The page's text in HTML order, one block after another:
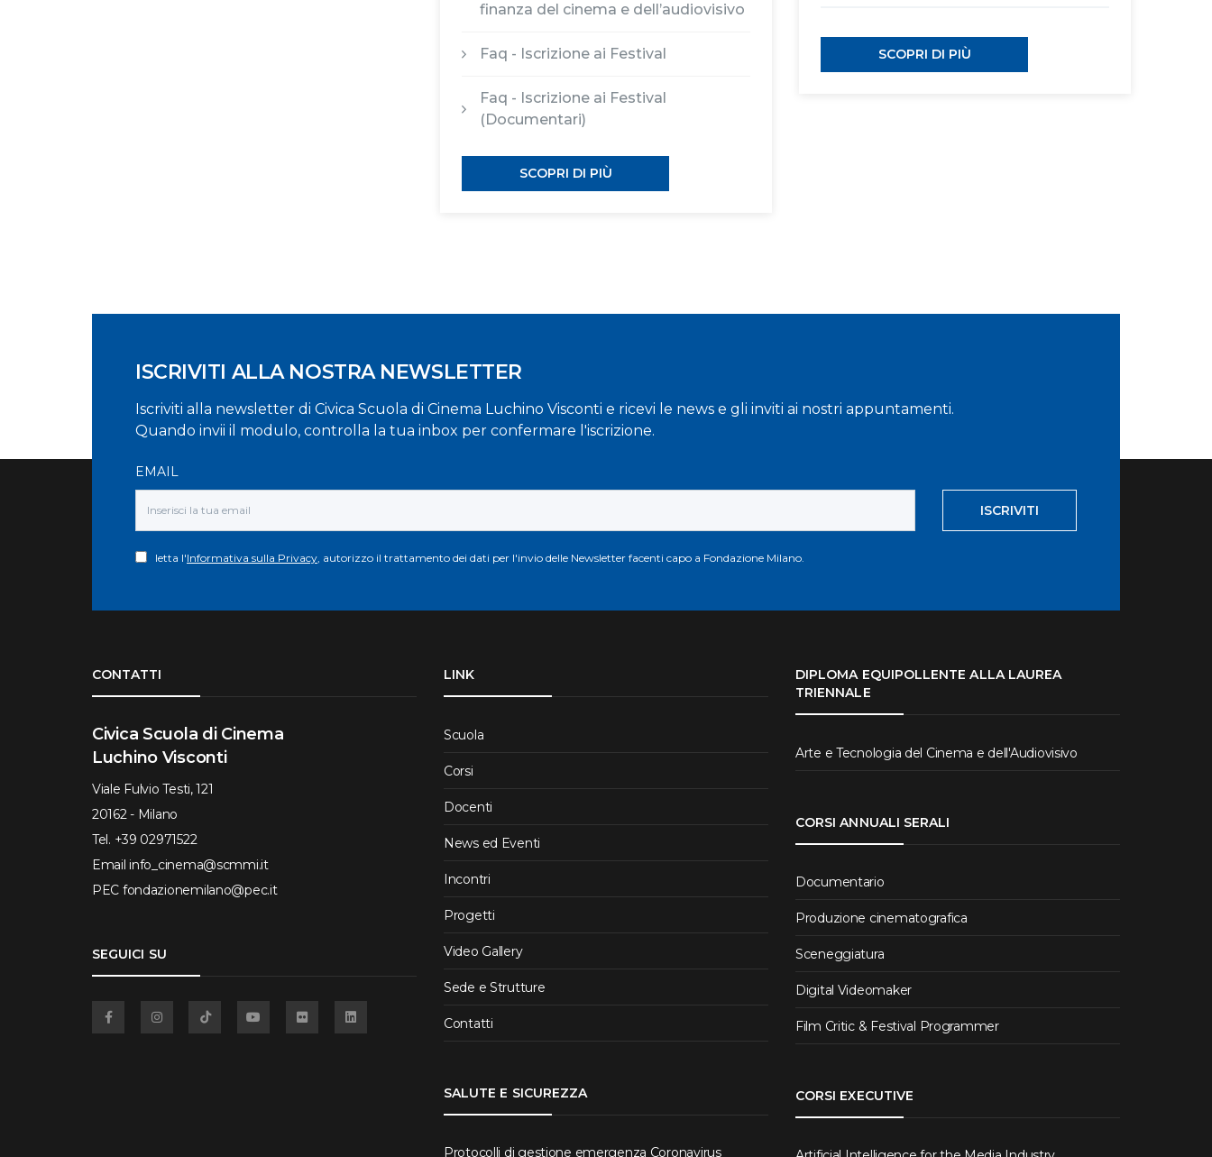
finanza del cinema e dell’audiovisivo
Faq - Iscrizione ai Festival
Faq - Iscrizione ai Festival
(Documentari)
SCOPRI DI PIÙ
SCOPRI DI PIÙ
ISCRIVITI ALLA NOSTRA NEWSLETTER
Iscriviti alla newsletter di Civica Scuola di Cinema Luchino Visconti e ricevi le news e gli inviti ai nostri appuntamenti.
Quando invii il modulo, controlla la tua inbox per confermare l'iscrizione.
EMAIL
ISCRIVITI
letta l'Informativa sulla Privacy, autorizzo il trattamento dei dati per l'invio delle Newsletter facenti capo a Fondazione Milano.
CONTATTI
Civica Scuola di Cinema
Luchino Visconti
Viale Fulvio Testi, 121
20162 - Milano
Tel. +39 02971522
Email info_cinema@scmmi.it
PEC fondazionemilano@pec.it
SEGUICI SU
LINK
Scuola
Corsi
Docenti
News ed Eventi
Incontri
Progetti
Video Gallery
Sede e Strutture
Contatti
SALUTE E SICUREZZA
Protocolli di gestione emergenza Coronavirus
DIPLOMA EQUIPOLLENTE ALLA LAUREA
TRIENNALE
Arte e Tecnologia del Cinema e dell'Audiovisivo
CORSI ANNUALI SERALI
Documentario
Produzione cinematografica
Sceneggiatura
Digital Videomaker
Film Critic & Festival Programmer
CORSI EXECUTIVE